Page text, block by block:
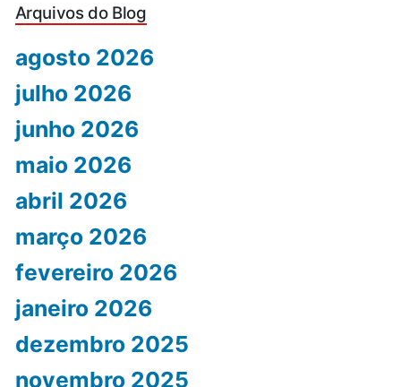
Arquivos do Blog
agosto 2026
julho 2026
junho 2026
maio 2026
abril 2026
março 2026
fevereiro 2026
janeiro 2026
dezembro 2025
novembro 2025